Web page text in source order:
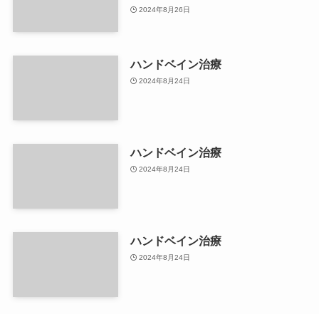
2024年8月26日
ハンドベイン治療
2024年8月24日
ハンドベイン治療
2024年8月24日
ハンドベイン治療
2024年8月24日